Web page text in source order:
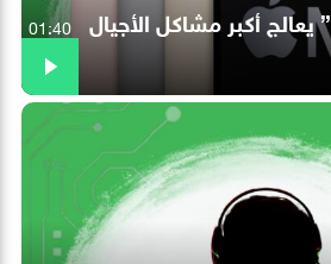
“ماك بوك آير M3” يعالج أكبر مشاكل الأجيال 01:40